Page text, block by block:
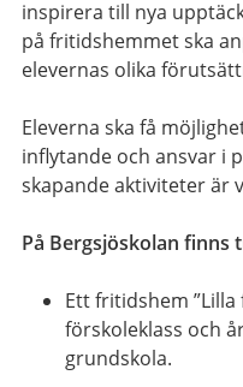
inspirera till nya
på fritidshemmet ska
elevernas olika
Eleverna ska få
inflytande och ansvar i
skapande aktiviteter är
På Bergsjöskolan
Ett fritidshem
förskoleklass och
grundskola.